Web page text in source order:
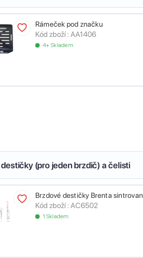
Rámeček pod značku
Kód zboží : AA1406
4+ Skladem
(pro jeden brzdič) a čelisti
Brzdové destičky Brenta
Kód zboží : AC6502
1 Skladem